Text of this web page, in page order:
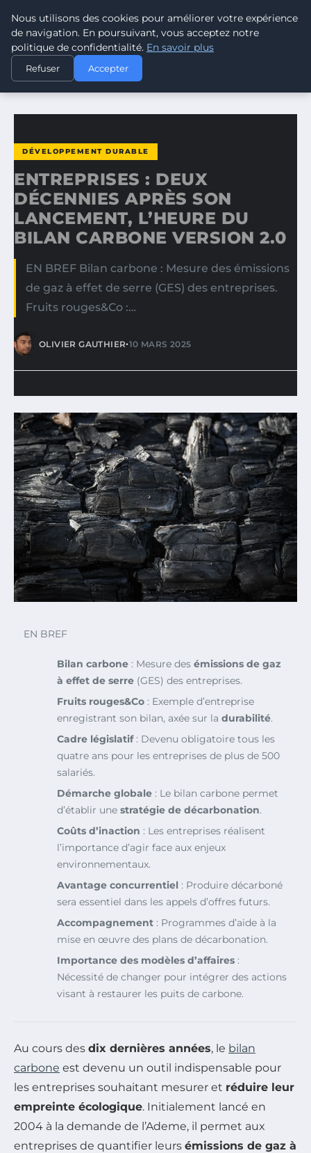
CLIMATE GUARDIAN
ACCUEIL
DÉVELOPPEMENT DURABLE
ENTREPRISES : DEUX DÉCENNIES APRÈS SON LANCEMENT…
DÉVELOPPEMENT DURABLE
ENTREPRISES : DEUX
DÉCENNIES APRÈS SON
LANCEMENT, L’HEURE DU
BILAN CARBONE VERSION 2.0
EN BREF Bilan carbone : Mesure des émissions
de gaz à effet de serre (GES) des entreprises.
Fruits rouges&Co :…
OLIVIER GAUTHIER•10 MARS 2025
EN BREF
Bilan carbone : Mesure des émissions de gaz
à effet de serre (GES) des entreprises.
Fruits rouges&Co : Exemple d’entreprise
enregistrant son bilan, axée sur la durabilité.
Cadre législatif: Devenu obligatoire tous les
quatre ans pour les entreprises de plus de 500
salariés.
Démarche globale : Le bilan carbone permet
d’établir une stratégie de décarbonation.
Coûts d’inaction : Les entreprises réalisent
l’importance d’agir face aux enjeux
environnementaux.
Avantage concurrentiel : Produire décarboné
sera essentiel dans les appels d’offres futurs.
Accompagnement : Programmes d’aide à la
mise en œuvre des plans de décarbonation.
Importance des modèles d’affaires :
Nécessité de changer pour intégrer des actions
visant à restaurer les puits de carbone.
Au cours des dix dernières années, le bilan
carbone est devenu un outil indispensable pour
les entreprises souhaitant mesurer et réduire leur
empreinte écologique. Initialement lancé en
2004 à la demande de l’Ademe, il permet aux
entreprises de quantifier leurs émissions de gaz à
Nous utilisons des cookies pour améliorer votre expérience
de navigation. En poursuivant, vous acceptez notre
politique de confidentialité. En savoir plus
Refuser Accepter